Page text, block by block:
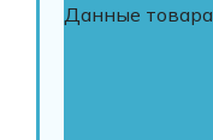
Данные товара